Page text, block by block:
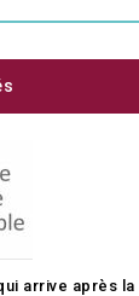
arrive après la